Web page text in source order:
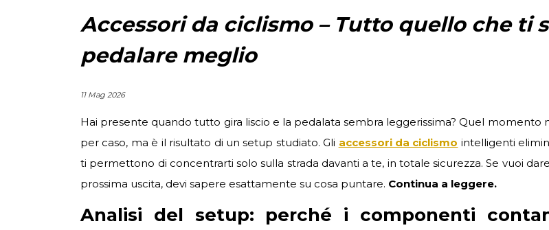
Accessori da ciclismo – Tutto quello che ti
pedalare meglio
11 Mag 2026
Hai presente quando tutto gira liscio e la pedalata sembra leggerissima? Quel momento
per caso, ma è il risultato di un setup studiato. Gli accessori da ciclismo intelligenti
ti permettono di concentrarti solo sulla strada davanti a te, in totale sicurezza. Se vuoi
prossima uscita, devi sapere esattamente su cosa puntare. Continua a leggere.
Analisi del setup: perché i componenti